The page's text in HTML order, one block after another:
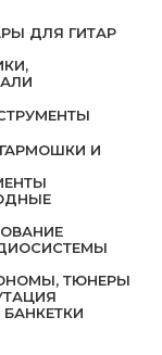
ДЛЯ ГИТАР
И
ТЮНЕРЫ
БАНКЕТКИ